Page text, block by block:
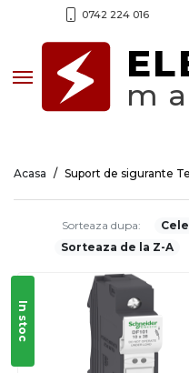
0742 224 016
Toggle navigation
Acasa Suport de sigurante
Sorteaza dupa:
Sorteaza de la Z-A
In stoc